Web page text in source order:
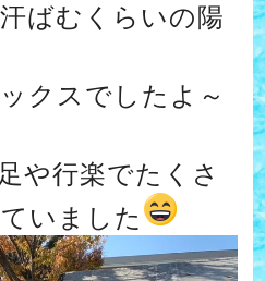
ばむくらいの陽
クスでしたよ～
や行楽でたくさ
いました